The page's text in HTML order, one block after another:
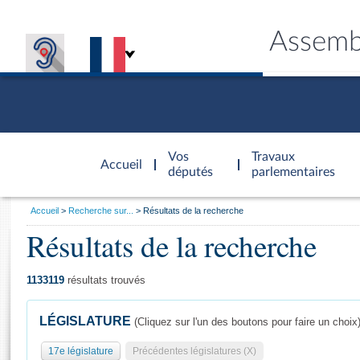
Accueil
d'accueil
Vos
députés
Travaux
parlementaires
Général
Vous
Accueil Recherche sur... Résultats de la recherche
Résultats de la recherche
1133119 résultats trouvés
LÉGISLATURE (Cliquez sur l'un des boutons pour faire un choix)
17e législature Précédentes législatures (X)